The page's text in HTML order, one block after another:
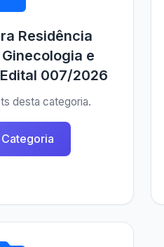
Residência
e
007/2026
desta categoria.